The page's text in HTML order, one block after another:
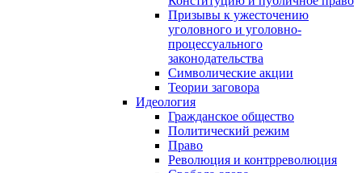
Призывы к ужесточению
уголовного и уголовно-
процессуального
законодательства
Символические акции
Теории заговора
Идеология
Гражданское общество
Политический режим
Право
Революция и контрреволюция